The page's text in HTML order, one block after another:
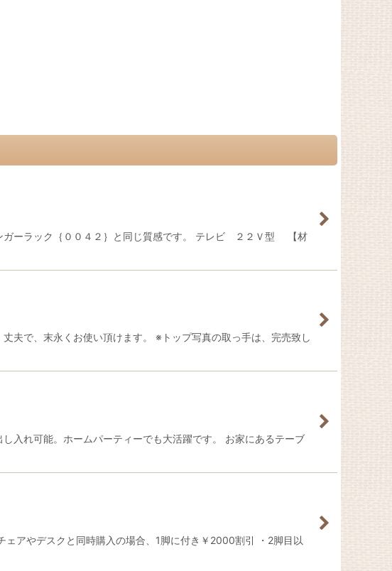
ガーラック｛００４２｝と同じ質感です。 テレビ ２２Ｖ型 【材
夫で、末永くお使い頂けます。 ※トップ写真の取っ手は、完売致し
入れ可能。ホームパーティーでも大活躍です。 お家にあるテーブ
アやデスクと同時購入の場合、1脚に付き￥2000割引 ・2脚目以